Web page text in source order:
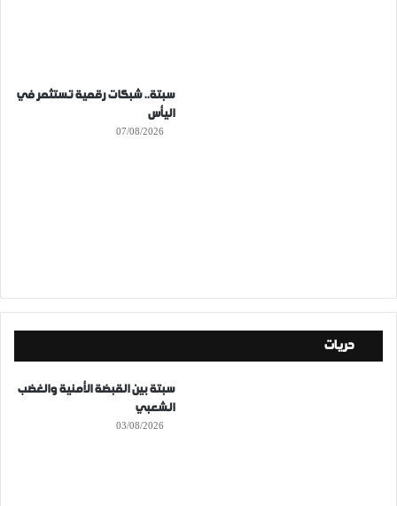
سبتة.. شبكات رقمية تستثمر في
اليأس
07/08/2026
حريات
سبتة بين القبضة الأمنية والغضب
الشعبي
03/08/2026